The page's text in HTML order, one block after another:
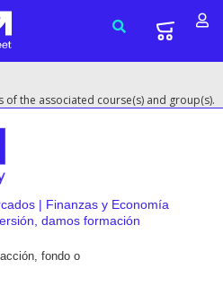
the associated course(s) and group(s).
| Finanzas y Economía
damos formación
fondo o